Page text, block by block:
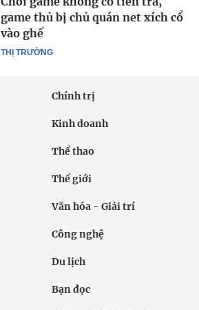
THỊ TRƯỜNG
game thủ bị chủ quán net xích cổ
vào ghế
Chính trị
Kinh doanh
Thể thao
Thế giới
Văn hóa - Giải trí
Công nghệ
Du lịch
Bạn đọc